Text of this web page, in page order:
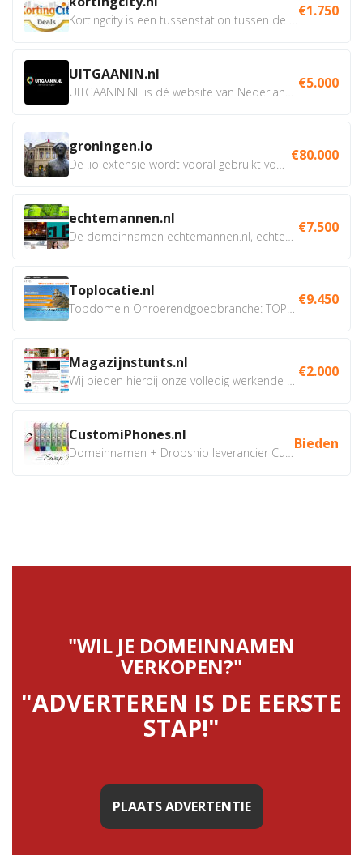
€1.750
UITGAANIN.nl €5.000
groningen.io €80.000
echtemannen.nl €7.500
Toplocatie.nl €9.450
Magazijnstunts.nl €2.000
CustomiPhones.nl Bieden
"WIL JE DOMEINNAMEN
VERKOPEN?"
"ADVERTEREN IS DE EERSTE
STAP!"
PLAATS ADVERTENTIE